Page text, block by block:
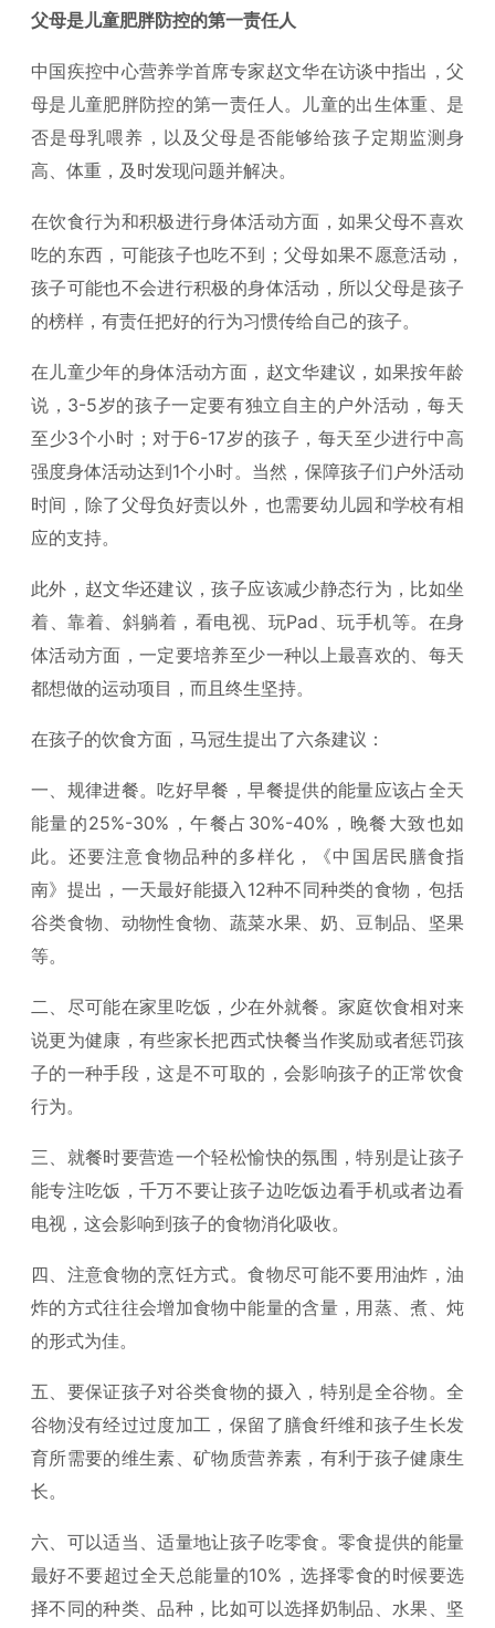
父母是儿童肥胖防控的第一责任人
中国疾控中心营养学首席专家赵文华在访谈中指出，父
母是儿童肥胖防控的第一责任人。儿童的出生体重、是
否是母乳喂养，以及父母是否能够给孩子定期监测身
高、体重，及时发现问题并解决。
在饮食行为和积极进行身体活动方面，如果父母不喜欢
吃的东西，可能孩子也吃不到；父母如果不愿意活动，
孩子可能也不会进行积极的身体活动，所以父母是孩子
的榜样，有责任把好的行为习惯传给自己的孩子。
在儿童少年的身体活动方面，赵文华建议，如果按年龄
说，3-5岁的孩子一定要有独立自主的户外活动，每天
至少3个小时；对于6-17岁的孩子，每天至少进行中高
强度身体活动达到1个小时。当然，保障孩子们户外活动
时间，除了父母负好责以外，也需要幼儿园和学校有相
应的支持。
此外，赵文华还建议，孩子应该减少静态行为，比如坐
着、靠着、斜躺着，看电视、玩Pad、玩手机等。在身
体活动方面，一定要培养至少一种以上最喜欢的、每天
都想做的运动项目，而且终生坚持。
在孩子的饮食方面，马冠生提出了六条建议：
一、规律进餐。吃好早餐，早餐提供的能量应该占全天
能量的25%-30%，午餐占30%-40%，晚餐大致也如
此。还要注意食物品种的多样化，《中国居民膳食指
南》提出，一天最好能摄入12种不同种类的食物，包括
谷类食物、动物性食物、蔬菜水果、奶、豆制品、坚果
等。
二、尽可能在家里吃饭，少在外就餐。家庭饮食相对来
说更为健康，有些家长把西式快餐当作奖励或者惩罚孩
子的一种手段，这是不可取的，会影响孩子的正常饮食
行为。
三、就餐时要营造一个轻松愉快的氛围，特别是让孩子
能专注吃饭，千万不要让孩子边吃饭边看手机或者边看
电视，这会影响到孩子的食物消化吸收。
四、注意食物的烹饪方式。食物尽可能不要用油炸，油
炸的方式往往会增加食物中能量的含量，用蒸、煮、炖
的形式为佳。
五、要保证孩子对谷类食物的摄入，特别是全谷物。全
谷物没有经过过度加工，保留了膳食纤维和孩子生长发
育所需要的维生素、矿物质营养素，有利于孩子健康生
长。
六、可以适当、适量地让孩子吃零食。零食提供的能量
最好不要超过全天总能量的10%，选择零食的时候要选
择不同的种类、品种，比如可以选择奶制品、水果、坚